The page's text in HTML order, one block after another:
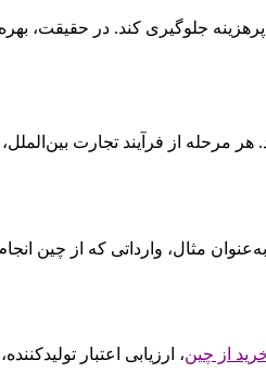
جلوگیری کند. در حقیقت،
از فرآیند تجارت بین‌الملل،
مثال، وارداتی که از چین
از چین، ارزیابی اعتبار